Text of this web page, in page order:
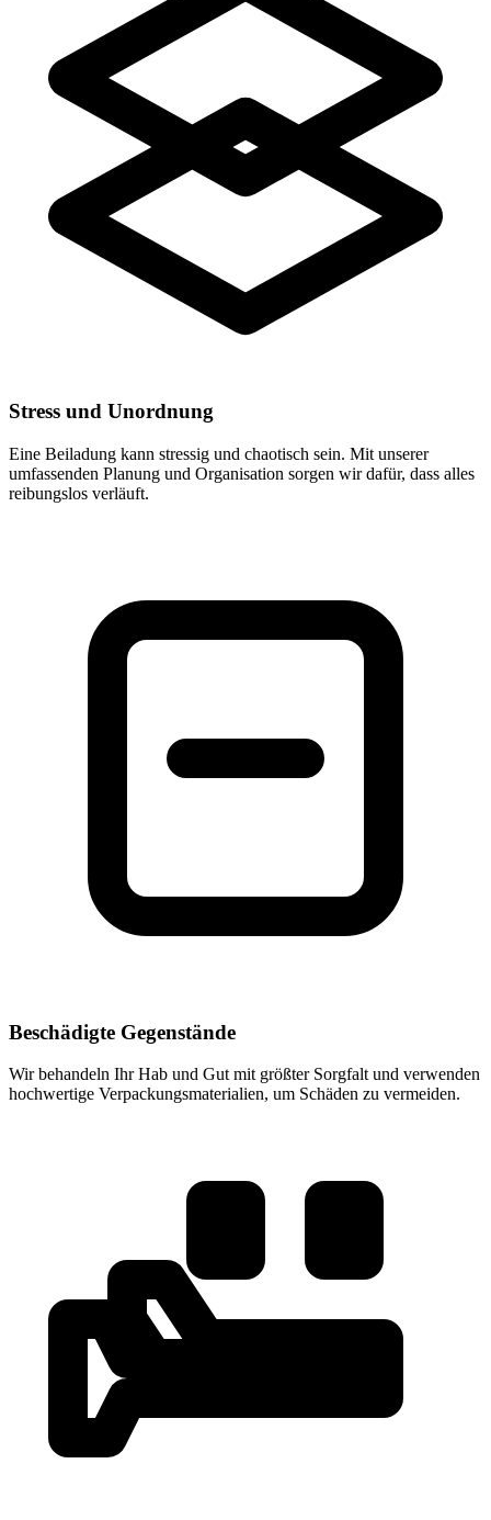
Stress und Unordnung
Eine Beiladung kann stressig und chaotisch sein. Mit unserer
umfassenden Planung und Organisation sorgen wir dafür, dass alles
reibungslos verläuft.
Beschädigte Gegenstände
Wir behandeln Ihr Hab und Gut mit größter Sorgfalt und verwenden
hochwertige Verpackungsmaterialien, um Schäden zu vermeiden.